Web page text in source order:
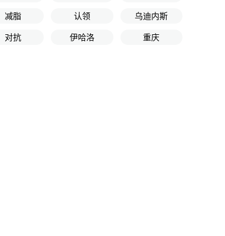
减脂 认领 乌迪内斯
对抗 伊哈洛 重庆